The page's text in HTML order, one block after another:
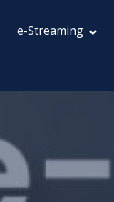
e-Streaming